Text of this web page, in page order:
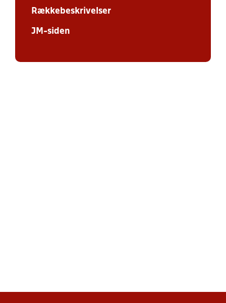
Rækkebeskrivelser
JM-siden